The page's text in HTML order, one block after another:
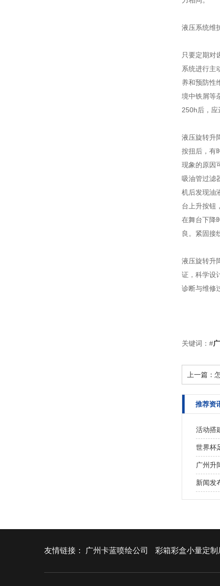
液压系统维
只要定期对
系统进行主
养和预防性
境中铁屑等
250h后，
液压旋转升
按扭后，有
现象的原因
吸油管过滤
机后发现油
台上升按钮
在舞台下降
良。紧固接
液压旋转升
证，科学设
诊断与维修
关键词：#
上一篇：
推荐资
活动搭
世界杯
广州升
新闻发
友情链接： 广州卡蓝喷绘公司 彩箱彩盒小量定制